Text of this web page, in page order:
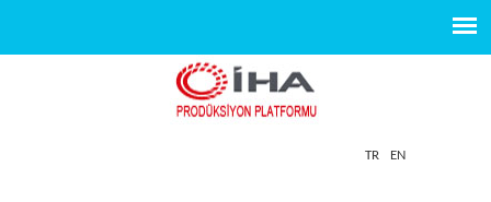
TR EN